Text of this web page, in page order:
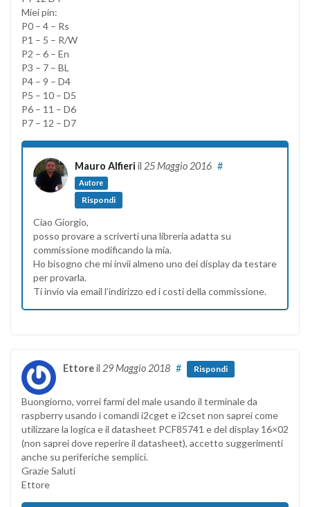
Miei pin:
P0 – 4 – Rs
P1 – 5 – R/W
P2 – 6 – En
P3 – 7 – BL
P4 – 9 – D4
P5 – 10 – D5
P6 – 11 – D6
P7 – 12 – D7
Mauro Alfieri il 25 Maggio 2016
Autore
#
Rispondi
Ciao Giorgio,
posso provare a scriverti una libreria adatta su
commissione modificando la mia.
Ho bisogno che mi invii almeno uno dei display da testare
per provarla.
Ti invio via email l’indirizzo ed i costi della commissione.
Ettoreil 29 Maggio 2018 # Rispondi
Buongiorno, vorrei farmi del male usando il terminale da
raspberry usando i comandi i2cget e i2cset non saprei come
utilizzare la logica e il datasheet PCF85741 e del display 16×02
(non saprei dove reperire il datasheet), accetto suggerimenti
anche su periferiche semplici.
Grazie Saluti
Ettore